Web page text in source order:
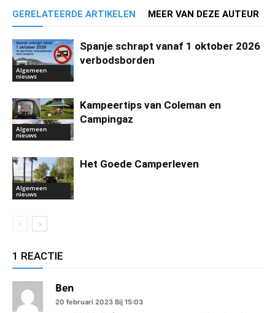
GERELATEERDE ARTIKELEN MEER VAN DEZE AUTEUR
Algemeen
nieuws
Spanje schrapt vanaf 1 oktober 2026
verbodsborden
Algemeen
nieuws
Kampeertips van Coleman en
Campingaz
Algemeen
nieuws
Het Goede Camperleven
1 REACTIE
Ben
20 februari 2023 Bij 15:03